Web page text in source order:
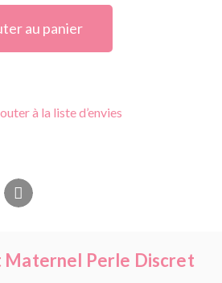
au panier
à la liste d’envies
Maternel Perle Discret